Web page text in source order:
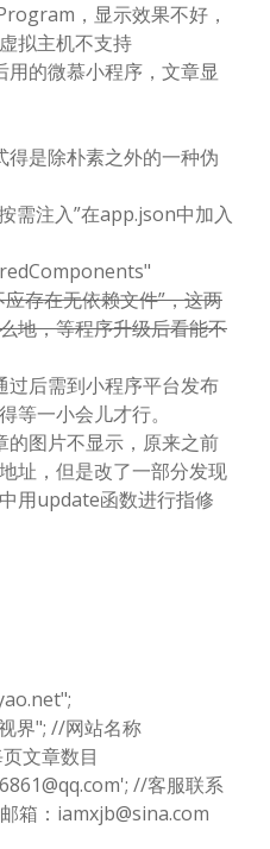
，显示效果不好，
拟主机不支持
的微慕小程序，文章显
是除朴素之外的一种伪
需注入”在app.json中加入
存在无依赖文件”，这两
地，等程序升级后看能不
过后需到小程序平台发布
等一小会儿才行。
的图片不显示，原来之前
址，但是改了一部分发现
用update函数进行指修
界"; //网站名称
文章数目
//客服联系
箱：iamxjb@sina.com